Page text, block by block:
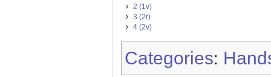
2 (1v)
3 (2r)
4 (2v)
Categories: